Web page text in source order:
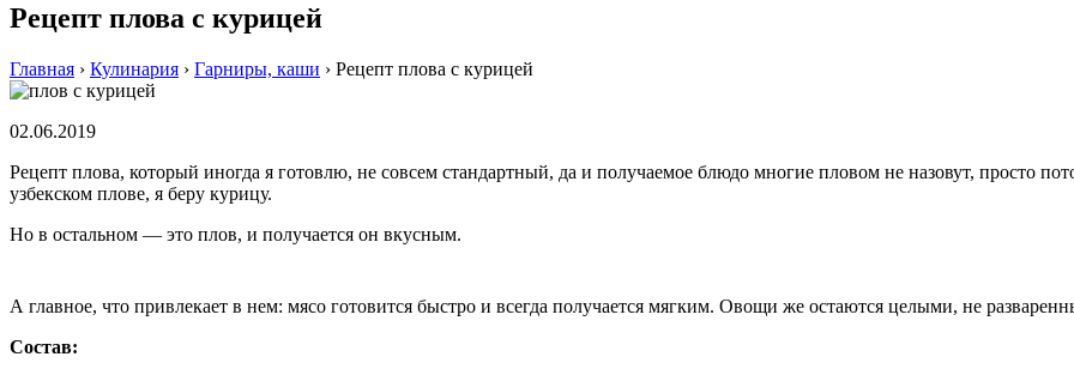
Рецепт плова с курицей
Главная › Кулинария › Гарниры, каши › Рецепт плова с курицей
02.06.2019
Рецепт плова, который иногда я готовлю, не совсем стандартный, да и получаемое блюдо многие пловом не назовут, просто
узбекском плове, я беру курицу.
Но в остальном — это плов, и получается он вкусным.
А главное, что привлекает в нем: мясо готовится быстро и всегда получается мягким. Овощи же остаются целыми, не
Состав: